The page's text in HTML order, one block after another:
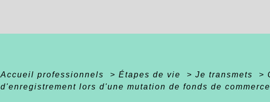
Accueil professionnels > Étapes de vie > Je transmets >
d'enregistrement lors d'une mutation de fonds de